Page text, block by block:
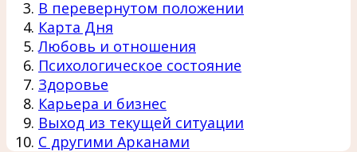
В перевернутом положении
Карта Дня
Любовь и отношения
Психологическое состояние
Здоровье
Карьера и бизнес
Выход из текущей ситуации
С другими Арканами